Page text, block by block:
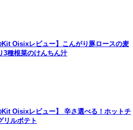
Kit Oisixレビュー】こんがり豚ロースの麦
3種根菜のけんちん汁
Kit Oisixレビュー】 辛さ選べる！ホットチ
リルポテト